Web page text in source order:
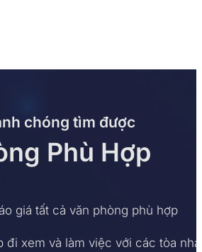
chóng tìm được
Phù Hợp
giá tất cả văn phòng phù hợp
đi xem và làm việc với các tòa nhà